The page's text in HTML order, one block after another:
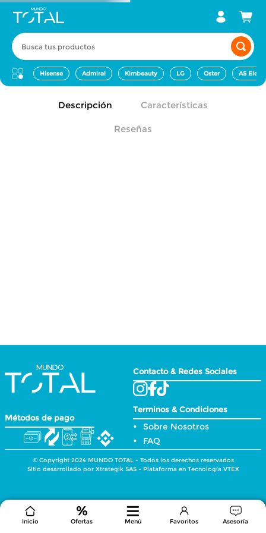
Busca tus productos
Hisense Admiral Kimbeauty LG Oster AS
Inicio Ofertas Menú Favoritos Asesoría
Descripción Características
Reseñas
Métodos de pago
Contacto & Redes Sociales
Terminos & Condiciones
Sobre Nosotros
FAQ
© Copyright 2024 MUNDO TOTAL - Todos los derechos reservados
Sitio desarrollado por Xtrategik SAS - Plataforma en Tecnología VTEX